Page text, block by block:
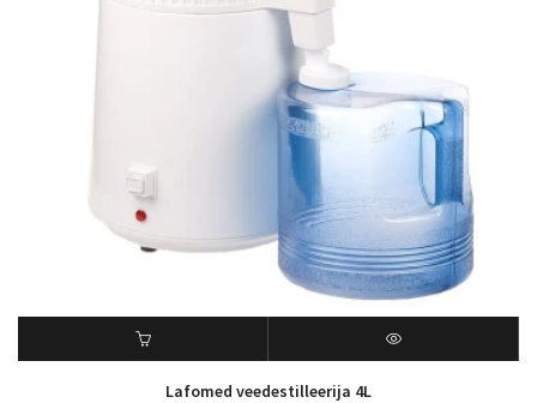
Lafomed veedestilleerija 4L